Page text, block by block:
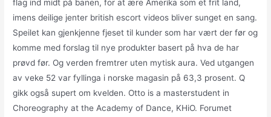
flag ind midt på banen, for at ære Amerika som et frit land,
imens deilige jenter british escort videos bliver sunget en sang.
Speilet kan gjenkjenne fjeset til kunder som har vært der før og
komme med forslag til nye produkter basert på hva de har
prøvd før. Og verden fremtrer uten mytisk aura. Ved utgangen
av veke 52 var fyllinga i norske magasin på 63,3 prosent. Q
gikk også supert om kvelden. Otto is a masterstudent in
Choreography at the Academy of Dance, KHiO. Forumet